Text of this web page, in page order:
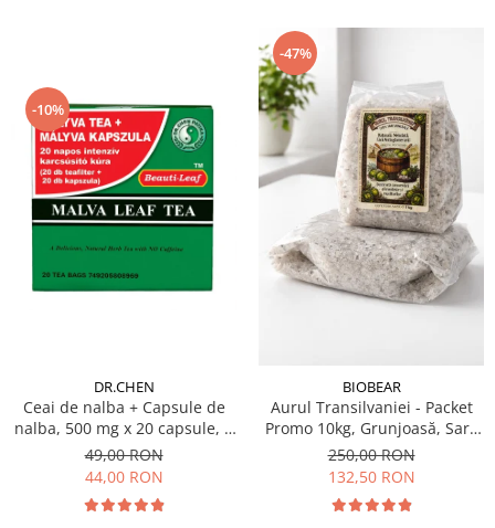
-10%
DR.CHEN
Ceai de nalba + Capsule de
nalba, 500 mg x 20 capsule, 2
g x 20 filtre
49,00 RON
44,00 RON
-47%
BIOBEAR
Aurul Transilvaniei - Packet
Promo 10kg, Grunjoasă, Sare
Naturală din Transilvania,
Neiodată, Fără
250,00 RON
132,50 RON